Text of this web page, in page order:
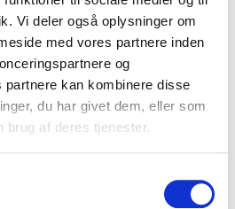
Vi deler også oplysninger om
med vores partnere inden
og
partnere kan kombinere disse
du har givet dem, eller som
brug af deres tjenester.